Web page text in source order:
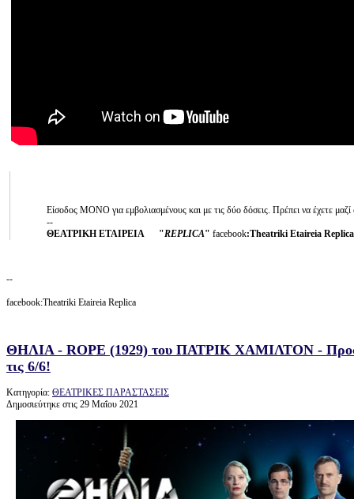
Είσοδος ΜΟΝΟ για εμβολιασμένους και με τις δύο δόσεις. Πρέπει να έχετε μαζί
--
ΘΕΑΤΡΙΚΗ ΕΤΑΙΡΕΙΑ
"REPLICA" facebook:Theatriki Etaireia Replica
--
facebook:Theatriki Etaireia Replica
ΘΗΛΙΑ - ROPE (1929) του ΠΑΤΡΙΚ ΧΑΜΙΛΤΟΝ -
τις 6/6!
Κατηγορία: ΘΕΑΤΡΙΚΕΣ ΠΑΡΑΣΤΑΣΕΙΣ
Δημοσιεύτηκε στις 29 Μαΐου 2021